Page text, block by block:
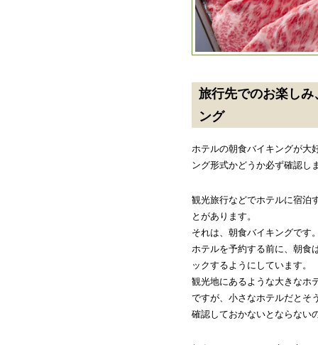
旅行先でのお楽し
ング
ホテルの朝食バイキングが大
ング形式かどうか必ず確認し
観光旅行などでホテルに宿泊
とがあります。
それは、朝食バイキングです
ホテルを予約する前に、朝食
ックするようにしています。
観光地にあるような大きなホ
ですが、小さなホテルだとそ
確認しておかないとならない